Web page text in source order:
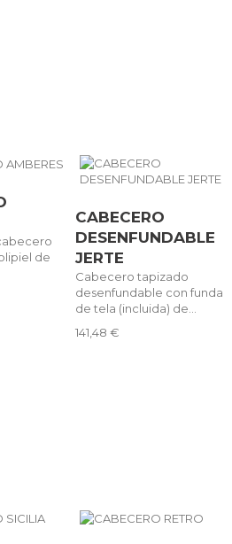
de
CABECERO
DESENFUNDABLE
JERTE
Cabecero tapizado
desenfundable con funda
de tela (incluida) de...
141,48 €